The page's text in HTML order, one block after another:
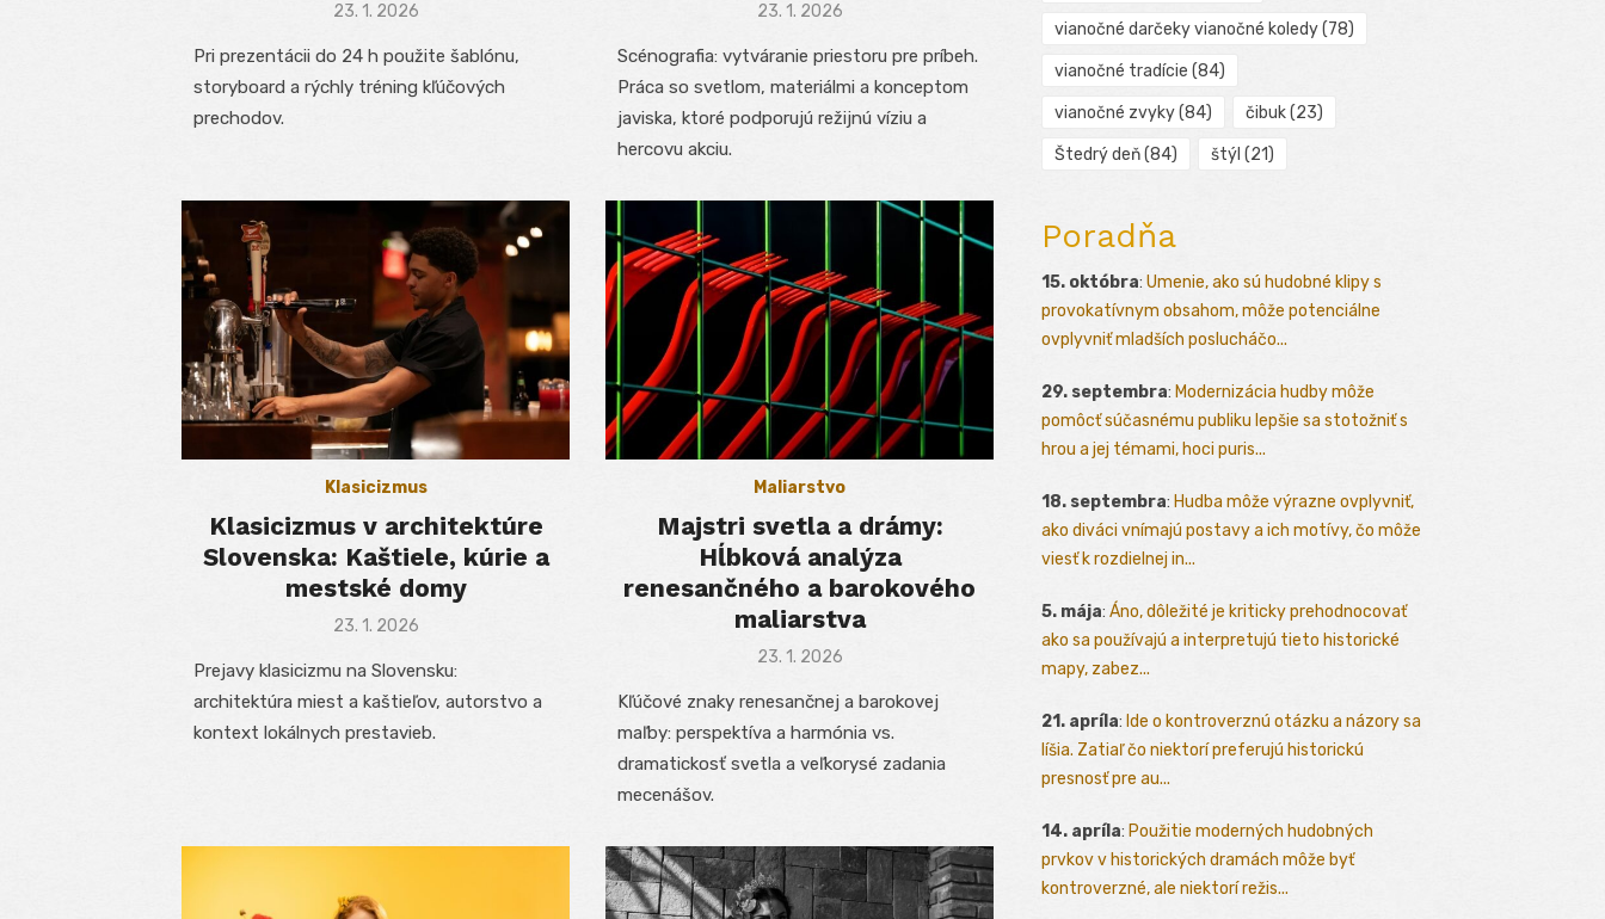
Posted
23. 1. 2026
Pri prezentácii do 24 h použite šablónu,
storyboard a rýchly tréning kľúčových
prechodov.
Posted
23. 1. 2026
Scénografia: vytváranie priestoru pre príbeh.
Práca so svetlom, materiálmi a konceptom
javiska, ktoré podporujú režijnú víziu a
hercovu akciu.
Klasicizmus
Klasicizmus v architektúre
Slovenska: Kaštiele, kúrie a
mestské domy
Posted
23. 1. 2026
Prejavy klasicizmu na Slovensku:
architektúra miest a kaštieľov, autorstvo a
kontext lokálnych prestavieb.
Maliarstvo
Majstri svetla a drámy:
Hĺbková analýza
renesančného a barokového
maliarstva
Posted
23. 1. 2026
Kľúčové znaky renesančnej a barokovej
maľby: perspektíva a harmónia vs.
dramatickosť svetla a veľkorysé zadania
mecenášov.
vianočné darčeky vianočné koledy(78)
vianočné tradície (84)
vianočné zvyky(84) čibuk(23)
Štedrý deň(84) štýl (21)
Poradňa
15. októbra: Umenie, ako sú hudobné klipy s
provokatívnym obsahom, môže potenciálne
ovplyvniť mladších poslucháčo...
29. septembra: Modernizácia hudby môže
pomôcť súčasnému publiku lepšie sa stotožniť s
hrou a jej témami, hoci puris...
18. septembra: Hudba môže výrazne ovplyvniť,
ako diváci vnímajú postavy a ich motívy, čo môže
viesť k rozdielnej in...
5. mája: Áno, dôležité je kriticky prehodnocovať
ako sa používajú a interpretujú tieto historické
mapy, zabez...
21. apríla: Ide o kontroverznú otázku a názory sa
líšia. Zatiaľ čo niektorí preferujú historickú
presnosť pre au...
14. apríla: Použitie moderných hudobných
prvkov v historických dramách môže byť
kontroverzné, ale niektorí režis...